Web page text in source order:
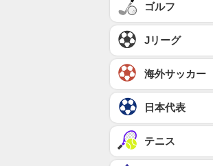
ゴルフ
Jリーグ
海外サッカー
日本代表
テニス